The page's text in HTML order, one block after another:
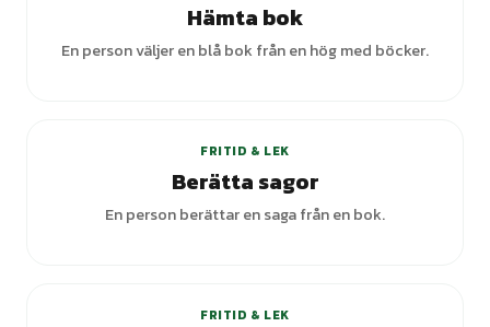
Hämta bok
En person väljer en blå bok från en hög med böcker.
FRITID & LEK
Berätta sagor
En person berättar en saga från en bok.
FRITID & LEK